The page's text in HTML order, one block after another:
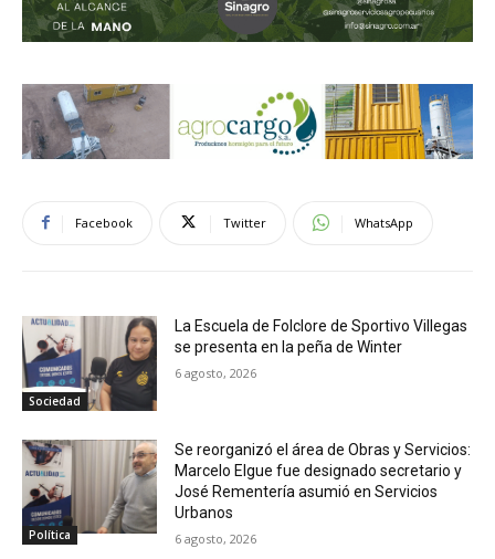
Facebook Twitter WhatsApp
Sociedad
La Escuela de Folclore de Sportivo Villegas
se presenta en la peña de Winter
6 agosto, 2026
Política
Se reorganizó el área de Obras y Servicios:
Marcelo Elgue fue designado secretario y
José Rementería asumió en Servicios
Urbanos
6 agosto, 2026